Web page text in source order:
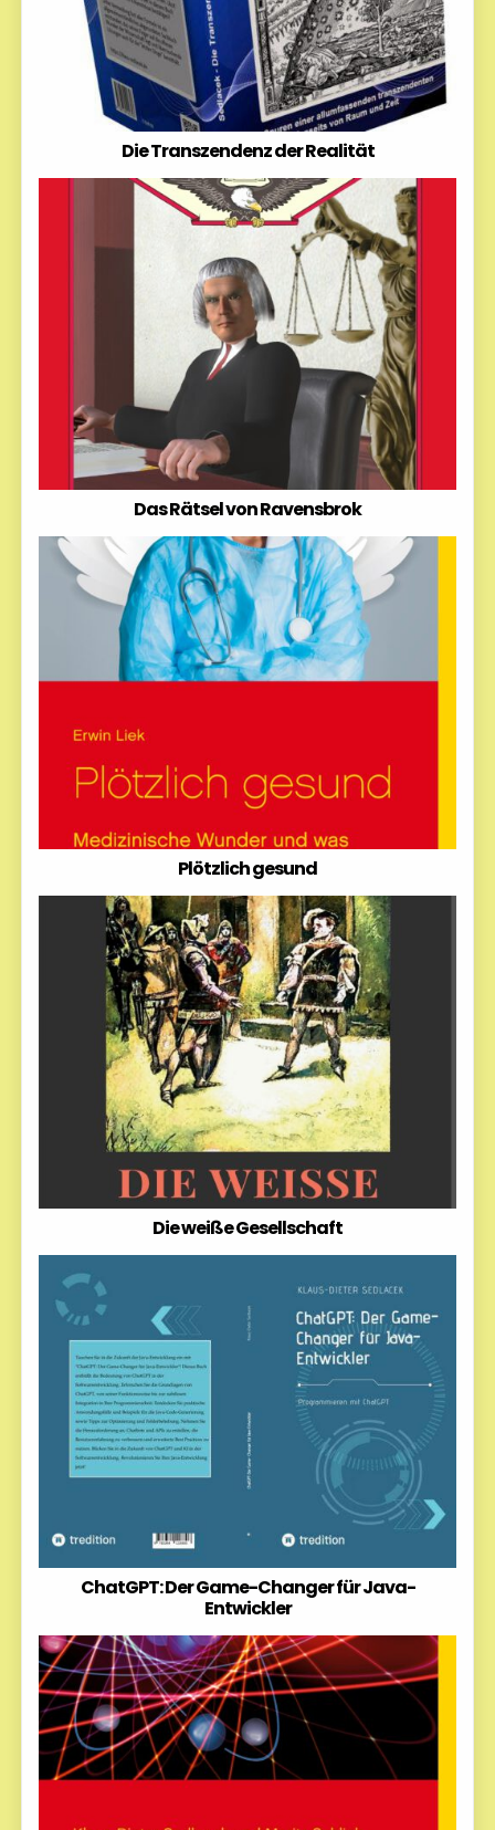
Die Transzendenz der Realität
Das Rätsel von Ravensbrok
Plötzlich gesund
Die weiße Gesellschaft
ChatGPT: Der Game-Changer für Java-
Entwickler